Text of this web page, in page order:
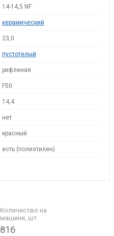
14-14,5 NF
керамический
23,0
пустотелый
рифленая
F50
14,4
нет
красный
есть (полиэтилен)
Количество на
машине, шт.
816